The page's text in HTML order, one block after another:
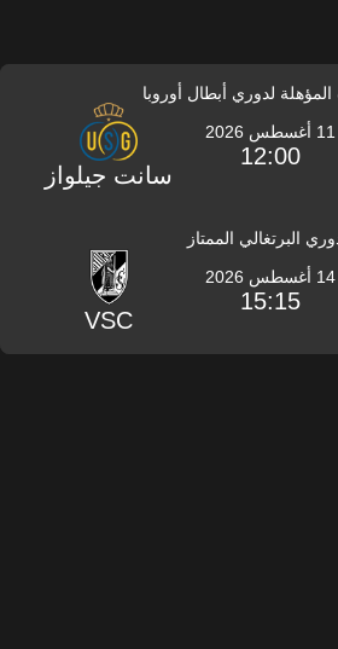
المؤهلة لدوري أبطال أوروبا
11 أغسطس 2026
12:00
سانت جيلواز
البرتغالي الممتاز
14 أغسطس 2026
15:15
VSC